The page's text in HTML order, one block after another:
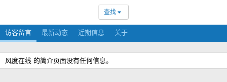
查找
访客留言 最新动态 近期信息 关于
风度在线 的简介页面没有任何信息。